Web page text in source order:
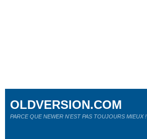
OLDVERSION.COM
PARCE QUE NEWER N'EST PAS TOUJOURS MIEUX !